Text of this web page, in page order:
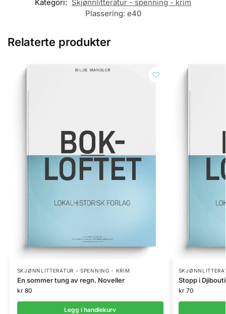
Kategori: Skjønnlitteratur - spenning - krim
Plassering: e40
Relaterte produkter
SKJØNNLITTERATUR - SPENNING - KRIM
En sommer tung av regn. Noveller
kr80
Legg i handlekurv
Stopp i
kr70